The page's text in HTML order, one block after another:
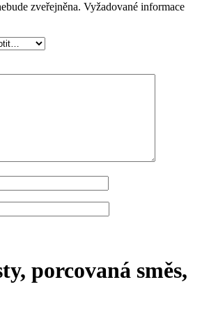
zveřejněna. Vyžadované informace
porcovaná směs,